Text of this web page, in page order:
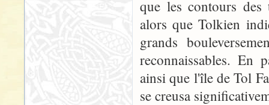
que les contours des
alors que Tolkien
grands
reconnaissables. En
ainsi que l'île de Tol
se creusa